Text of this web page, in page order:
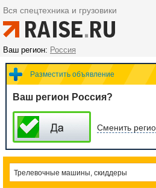
Вся спецтехника и грузовики
Ваш регион: Россия
Разместить объявление
Ваш регион Россия?
Сменить